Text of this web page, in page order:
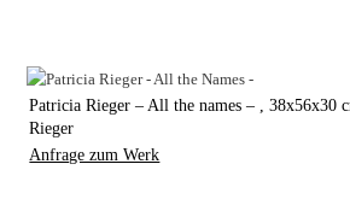
Patricia Rieger – All the names – , 38x56x30
Rieger
Anfrage zum Werk